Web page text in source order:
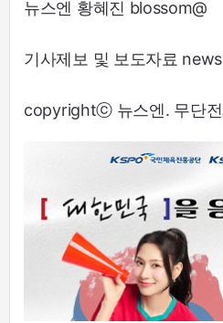
뉴스엔 황혜진 blossom@
기사제보 및 보도자료
copyrightⓒ 뉴스엔. 무단전